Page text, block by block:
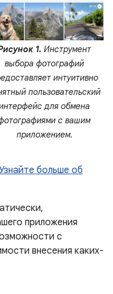
1. Инструмент
выбора фотографий
интуитивно
пользовательский
для обмена
с вашим
приложением.
больше об
приложения
с
внесения каких-